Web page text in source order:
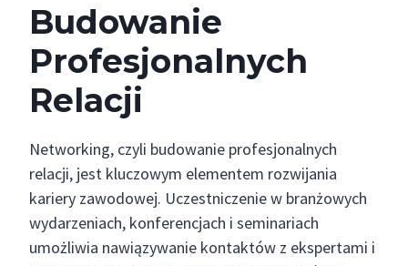
Budowanie
Profesjonalnych
Relacji
Networking, czyli budowanie profesjonalnych
relacji, jest kluczowym elementem rozwijania
kariery zawodowej. Uczestniczenie w branżowych
wydarzeniach, konferencjach i seminariach
umożliwia nawiązywanie kontaktów z ekspertami i